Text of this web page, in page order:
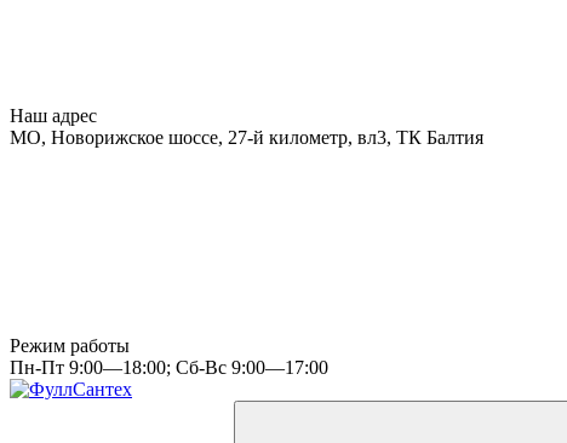
Наш адрес
МО, Новорижское шоссе, 27-й километр, вл3, ТК Балтия
Режим работы
Пн-Пт 9:00—18:00; Сб-Вс 9:00—17:00